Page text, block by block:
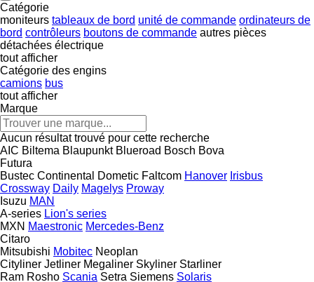
Catégorie
moniteurs tableaux de bord unité de commande ordinateurs de
bord contrôleurs boutons de commande autres pièces
détachées électrique
tout afficher
Catégorie des engins
camions bus
tout afficher
Marque
Aucun résultat trouvé pour cette recherche
AIC Biltema Blaupunkt Blueroad Bosch Bova
Futura
Bustec Continental Dometic Faltcom Hanover Irisbus
Crossway Daily Magelys Proway
Isuzu MAN
A-series Lion's series
MXN Maestronic Mercedes-Benz
Citaro
Mitsubishi Mobitec Neoplan
Cityliner Jetliner Megaliner Skyliner Starliner
Ram Rosho Scania Setra Siemens Solaris